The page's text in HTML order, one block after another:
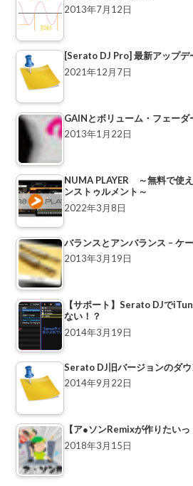
2013年7月12日
[Serato DJ Pro] 最新アップデ
2021年12月7日
GAINとボリューム・フェーダ
2013年1月22日
NUMA PLAYER ～無料で使
ンストゥルメント～
2022年3月8日
バランスとアンバランス – ケ
2013年3月19日
【サポート】Serato DJで
ない！？
2014年3月19日
Serato DJ旧バージョンのダ
2014年9月22日
【ア●ソンRemixが作りたい
2018年3月15日